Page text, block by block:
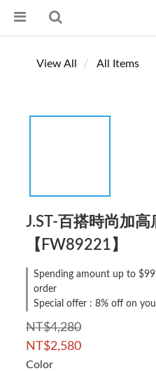
View All All Items
J.ST-百搭時尚加
【FW89221】
Spending amount up to
order
Special offer : 8% off on
NT$4,280
NT$2,580
Color